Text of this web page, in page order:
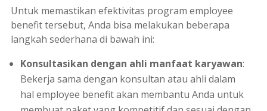
Untuk memastikan efektivitas program employee
benefittersebut, Anda bisa melakukan beberapa
langkah sederhana di bawah ini:
Konsultasikan dengan ahli manfaat karyawan:
Bekerja sama dengan konsultan atau ahli dalam
hal employee benefitakan membantu Anda untuk